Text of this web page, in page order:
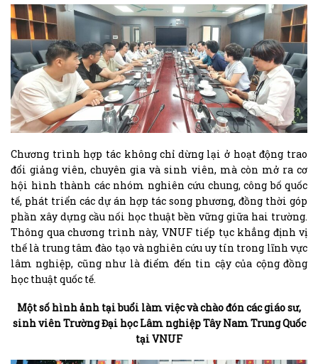
Chương trình hợp tác không chỉ dừng lại ở hoạt động trao
đổi giảng viên, chuyên gia và sinh viên, mà còn mở ra cơ
hội hình thành các nhóm nghiên cứu chung, công bố quốc
tế, phát triển các dự án hợp tác song phương, đồng thời góp
phần xây dựng cầu nối học thuật bền vững giữa hai trường.
Thông qua chương trình này, VNUF tiếp tục khẳng định vị
thế là trung tâm đào tạo và nghiên cứu uy tín trong lĩnh vực
lâm nghiệp, cũng như là điểm đến tin cậy của cộng đồng
học thuật quốc tế.
Một số hình ảnh tại buổi làm việc và chào đón các giáo sư,
sinh viên Trường Đại học Lâm nghiệp Tây Nam Trung Quốc
tại VNUF